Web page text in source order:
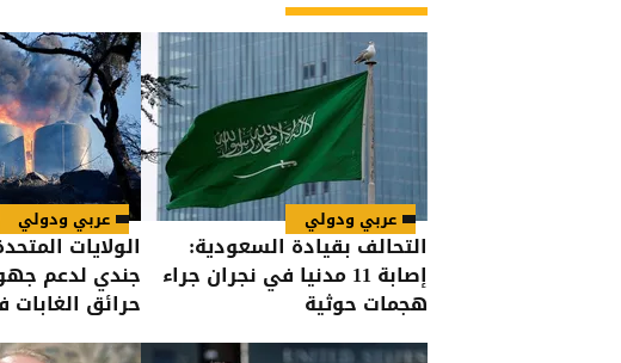
عربي ودولي
التحالف بقيادة السعودية:
إصابة 11 مدنيا في نجران جراء
هجمات حوثية
عربي ودولي
جندي لدعم
حرائق
الغربي